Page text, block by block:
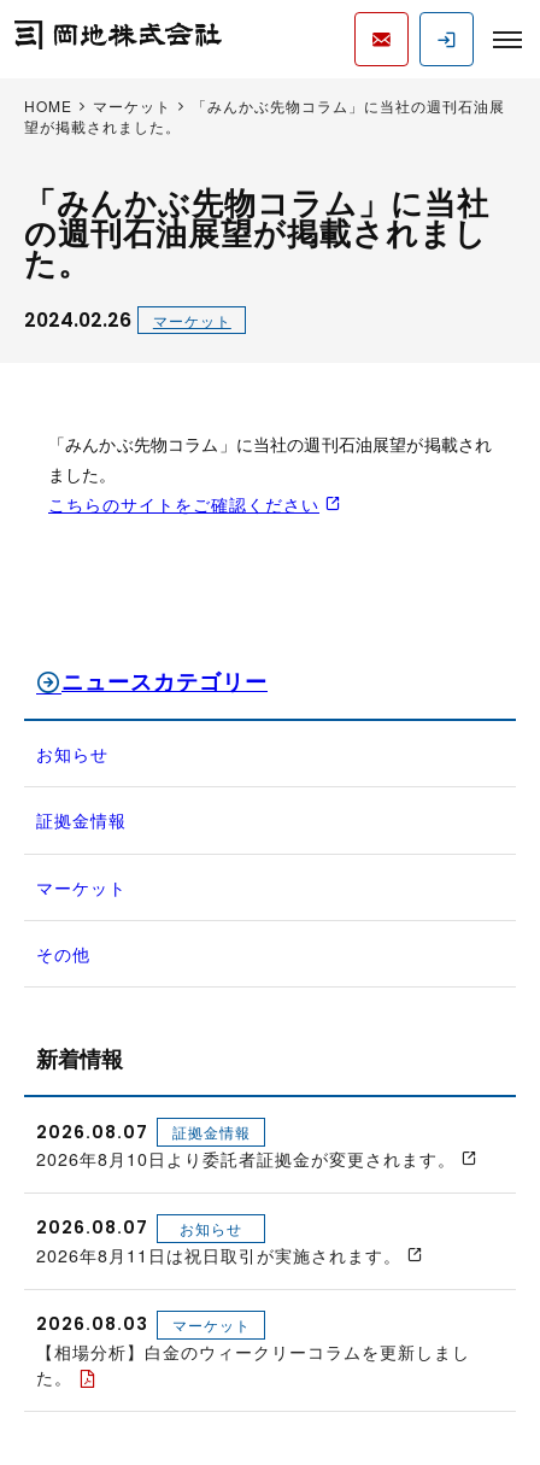
HOME マーケット
「みんかぶ先物コラム」に当社の週刊石油展
望が掲載されました。
「みんかぶ先物コラム」に当社
の週刊石油展望が掲載されまし
た。
2024.02.26 マーケット
「みんかぶ先物コラム」に当社の週刊石油展望が掲載され
ました。
こちらのサイトをご確認ください
ニュースカテゴリー
お知らせ
証拠金情報
マーケット
その他
新着情報
2026.08.07 証拠金情報
2026年8月10日より委託者証拠金が変更されます。
2026.08.07 お知らせ
2026年8月11日は祝日取引が実施されます。
2026.08.03 マーケット
【相場分析】白金のウィークリーコラムを更新しまし
た。